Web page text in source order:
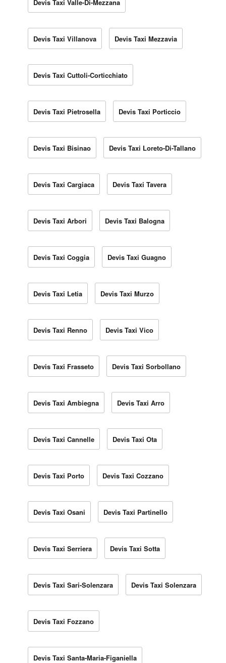
Devis Taxi Valle-Di-Mezzana
Devis Taxi Villanova Devis Taxi Mezzavia
Devis Taxi Cuttoli-Corticchiato
Devis Taxi Pietrosella Devis Taxi Porticcio
Devis Taxi Bisinao Devis Taxi Loreto-Di-Tallano
Devis Taxi Cargiaca Devis Taxi Tavera
Devis Taxi Arbori Devis Taxi Balogna
Devis Taxi Coggia Devis Taxi Guagno
Devis Taxi Letia Devis Taxi Murzo
Devis Taxi Renno Devis Taxi Vico
Devis Taxi Frasseto Devis Taxi Sorbollano
Devis Taxi Ambiegna Devis Taxi Arro
Devis Taxi Cannelle Devis Taxi Ota
Devis Taxi Porto Devis Taxi Cozzano
Devis Taxi Osani Devis Taxi Partinello
Devis Taxi Serriera Devis Taxi Sotta
Devis Taxi Sari-Solenzara Devis Taxi Solenzara
Devis Taxi Fozzano
Devis Taxi Santa-Maria-Figaniella